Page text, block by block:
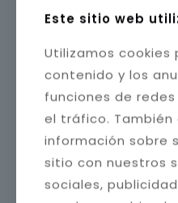
Este sitio web
Utilizamos cookies
contenido y los
funciones de
el tráfico.
información sobre
sitio con nuestros
sociales,